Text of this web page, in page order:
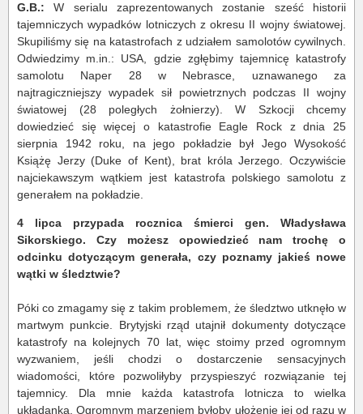
G.B.: W serialu zaprezentowanych zostanie sześć historii
tajemniczych wypadków lotniczych z okresu II wojny światowej.
Skupiliśmy się na katastrofach z udziałem samolotów cywilnych.
Odwiedzimy m.in.: USA, gdzie zgłębimy tajemnicę katastrofy
samolotu Naper 28 w Nebrasce, uznawanego za
najtragiczniejszy wypadek sił powietrznych podczas II wojny
światowej (28 poległych żołnierzy). W Szkocji chcemy
dowiedzieć się więcej o katastrofie Eagle Rock z dnia 25
sierpnia 1942 roku, na jego pokładzie był Jego Wysokość
Książę Jerzy (Duke of Kent), brat króla Jerzego. Oczywiście
najciekawszym wątkiem jest katastrofa polskiego samolotu z
generałem na pokładzie.
4 lipca przypada rocznica śmierci gen. Władysława
Sikorskiego. Czy możesz opowiedzieć nam trochę o
odcinku dotyczącym generała, czy poznamy jakieś nowe
wątki w śledztwie?
Póki co zmagamy się z takim problemem, że śledztwo utknęło w
martwym punkcie. Brytyjski rząd utajnił dokumenty dotyczące
katastrofy na kolejnych 70 lat, więc stoimy przed ogromnym
wyzwaniem, jeśli chodzi o dostarczenie sensacyjnych
wiadomości, które pozwoliłyby przyspieszyć rozwiązanie tej
tajemnicy. Dla mnie każda katastrofa lotnicza to wielka
układanka. Ogromnym marzeniem byłoby ułożenie jej od razu w